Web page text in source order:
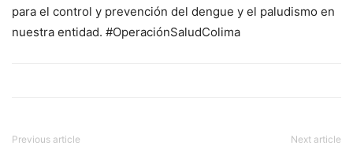
para el control y prevención del dengue y el paludismo en
nuestra entidad. #OperaciónSaludColima
Previous article Next article